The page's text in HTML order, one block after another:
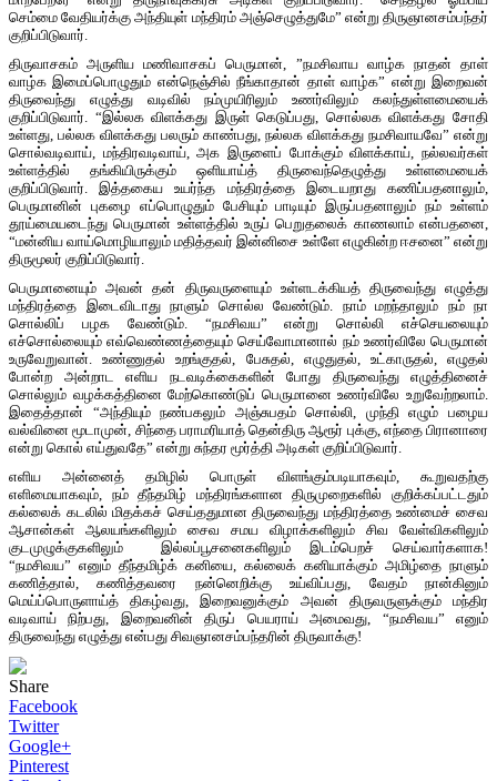
செம்மை வேதியர்க்கு அந்தியுள் மந்திரம் அஞ்செழுத்துமே” என்று திருஞானசம்பந்தர்
குறிப்பிடுவார்.
திருவாசகம் அருளிய மணிவாசகப் பெருமான், ”நமசிவாய வாழ்க நாதன் தாள்
வாழ்க இமைப்பொழுதும் என்நெஞ்சில் நீங்காதான் தாள் வாழ்க” என்று இறைவன்
திருவைந்து எழுத்து வடிவில் நம்முயிரிலும் உணர்விலும் கலந்துள்ளமையைக்
குறிப்பிடுவார். “இல்லக விளக்கது இருள் கெடுப்பது, சொல்லக விளக்கது சோதி
உள்ளது, பல்லக விளக்கது பலரும் காண்பது, நல்லக விளக்கது நமசிவாயவே” என்று
சொல்வடிவாய், மந்திரவடிவாய், அக இருளைப் போக்கும் விளக்காய், நல்லவர்கள்
உள்ளத்தில் தங்கியிருக்கும் ஒளியாய்த் திருவைந்தெழுத்து உள்ளமையைக்
குறிப்பிடுவார். இத்தகைய உயர்ந்த மந்திரத்தை இடையறாது கணிப்பதனாலும்,
பெருமானின் புகழை எப்பொழுதும் பேசியும் பாடியும் இருப்பதனாலும் நம் உள்ளம்
தூய்மையடைந்து பெருமான் உள்ளத்தில் உருப் பெறுதலைக் காணலாம் என்பதனை,
“மன்னிய வாய்மொழியாலும் மதித்தவர் இன்னிசை உள்ளே எழுகின்ற ஈசனை” என்று
திருமூலர் குறிப்பிடுவார்.
பெருமானையும் அவன் தன் திருவருளையும் உள்ளடக்கியத் திருவைந்து எழுத்து
மந்திரத்தை இடைவிடாது நாளும் சொல்ல வேண்டும். நாம் மறந்தாலும் நம் நா
சொல்லிப் பழக வேண்டும். “நமசிவய” என்று சொல்லி எச்செயலையும்
எச்சொல்லையும் எவ்வெண்ணத்தையும் செய்வோமானால் நம் உணர்விலே பெருமான்
உருவேறுவான். உண்ணுதல் உறங்குதல், பேசுதல், எழுதுதல், உட்காருதல், எழுதல்
போன்ற அன்றாட எளிய நடவடிக்கைகளின் போது திருவைந்து எழுத்தினைச்
சொல்லும் வழக்கத்தினை மேற்கொண்டுப் பெருமானை உணர்விலே உறுவேற்றலாம்.
இதைத்தான் “அந்தியும் நண்பகலும் அஞ்சுபதம் சொல்லி, முந்தி எழும் பழைய
வல்வினை மூடாமுன், சிந்தை பராமரியாத் தென்திரு ஆரூர் புக்கு, எந்தை பிரானாரை
என்று கொல் எய்துவதே” என்று சுந்தர மூர்த்தி அடிகள் குறிப்பிடுவார்.
எளிய அன்னைத் தமிழில் பொருள் விளங்கும்படியாகவும், கூறுவதற்கு
எளிமையாகவும், நம் தீந்தமிழ் மந்திரங்களான திருமுறைகளில் குறிக்கப்பட்டதும்
கல்லைக் கடலில் மிதக்கச் செய்ததுமான திருவைந்து மந்திரத்தை உண்மைச் சைவ
ஆசான்கள் ஆலயங்களிலும் சைவ சமய விழாக்களிலும் சிவ வேள்விகளிலும்
குடமுழுக்குகளிலும் இல்லப்பூசனைகளிலும் இடம்பெறச் செய்வார்களாக!
“நமசிவய” எனும் தீந்தமிழ்க் கனியை, கல்லைக் கனியாக்கும் அமிழ்தை நாளும்
கணித்தால், கணித்தவரை நன்னெறிக்கு உய்விப்பது, வேதம் நான்கினும்
மெய்ப்பொருளாய்த் திகழ்வது, இறைவனுக்கும் அவன் திருவருளுக்கும் மந்திர
வடிவாய் நிற்பது, இறைவனின் திருப் பெயராய் அமைவது, “நமசிவய” எனும்
திருவைந்து எழுத்து என்பது சிவஞானசம்பந்தரின் திருவாக்கு!
Share
Facebook
Twitter
Google+
Pinterest